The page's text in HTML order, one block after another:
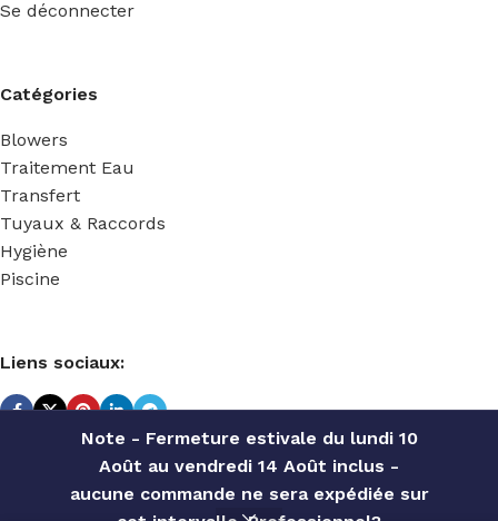
Note - Fermeture estivale du lundi 10
Août au vendredi 14 Août inclus -
aucune commande ne sera expédiée sur
Se déconnecter
Catégories
Blowers
Traitement Eau
Transfert
Tuyaux & Raccords
Hygiène
Piscine
Liens sociaux:
TECHNIDOSE 2022 Réalisé parACS INFORMATIQUE